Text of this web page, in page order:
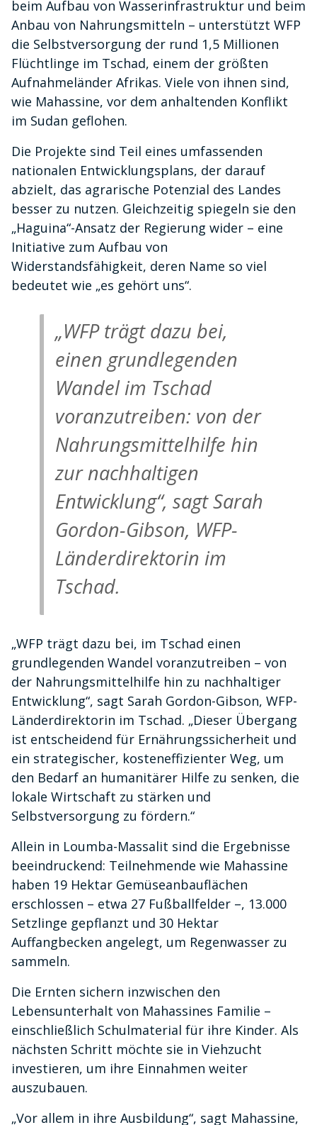
beim Aufbau von Wasserinfrastruktur und beim
Anbau von Nahrungsmitteln – unterstützt WFP
die Selbstversorgung der rund 1,5 Millionen
Flüchtlinge im Tschad, einem der größten
Aufnahmeländer Afrikas. Viele von ihnen sind,
wie Mahassine, vor dem anhaltenden Konflikt
im Sudan geflohen.
Die Projekte sind Teil eines umfassenden
nationalen Entwicklungsplans, der darauf
abzielt, das agrarische Potenzial des Landes
besser zu nutzen. Gleichzeitig spiegeln sie den
„Haguina“-Ansatz der Regierung wider – eine
Initiative zum Aufbau von
Widerstandsfähigkeit, deren Name so viel
bedeutet wie „es gehört uns“.
„WFP trägt dazu bei,
einen grundlegenden
Wandel im Tschad
voranzutreiben: von der
Nahrungsmittelhilfe hin
zur nachhaltigen
Entwicklung“, sagt Sarah
Gordon-Gibson, WFP-
Länderdirektorin im
Tschad.
„WFP trägt dazu bei, im Tschad einen
grundlegenden Wandel voranzutreiben – von
der Nahrungsmittelhilfe hin zu nachhaltiger
Entwicklung“, sagt Sarah Gordon-Gibson, WFP-
Länderdirektorin im Tschad. „Dieser Übergang
ist entscheidend für Ernährungssicherheit und
ein strategischer, kosteneffizienter Weg, um
den Bedarf an humanitärer Hilfe zu senken, die
lokale Wirtschaft zu stärken und
Selbstversorgung zu fördern.“
Allein in Loumba-Massalit sind die Ergebnisse
beeindruckend: Teilnehmende wie Mahassine
haben 19 Hektar Gemüseanbauflächen
erschlossen – etwa 27 Fußballfelder –, 13.000
Setzlinge gepflanzt und 30 Hektar
Auffangbecken angelegt, um Regenwasser zu
sammeln.
Die Ernten sichern inzwischen den
Lebensunterhalt von Mahassines Familie –
einschließlich Schulmaterial für ihre Kinder. Als
nächsten Schritt möchte sie in Viehzucht
investieren, um ihre Einnahmen weiter
auszubauen.
„Vor allem in ihre Ausbildung“, sagt Mahassine,